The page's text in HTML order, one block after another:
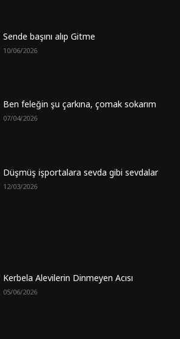
Sende başını alıp Gitme
10/06/2026
Ben feleğin şu çarkına, çomak sokarım
07/04/2026
Düşmüş işportalara sevda gibi sevdalar
12/03/2026
Kerbela Alevilerin Dinmeyen Acısı
05/06/2026